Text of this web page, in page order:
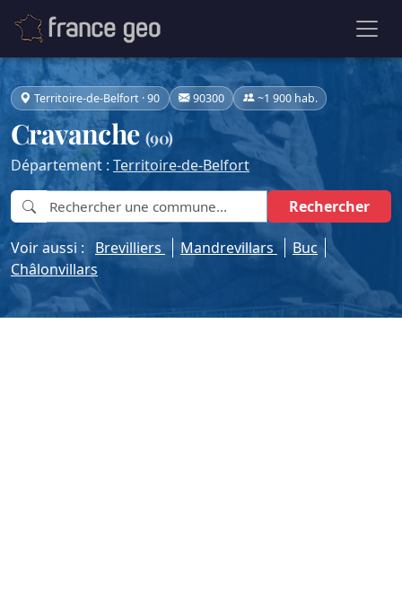
Territoire-de-Belfort · 90 90300 ~1 900 hab.
Cravanche (90)
Département : Territoire-de-Belfort
Rechercher
Voir aussi : Brevilliers Mandrevillars
Buc
Châlonvillars